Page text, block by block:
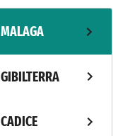
MALAGA
GIBILTERRA
CADICE